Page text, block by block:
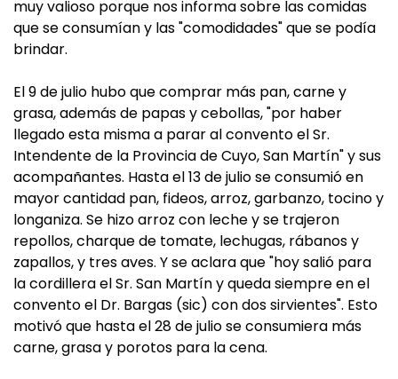
muy valioso porque nos informa sobre las comidas
que se consumían y las "comodidades" que se podía
brindar.
El 9 de julio hubo que comprar más pan, carne y
grasa, además de papas y cebollas,"por haber
llegado esta misma a parar al convento el Sr.
Intendente de la Provincia de Cuyo, San Martín" y sus
acompañantes. Hasta el 13 de julio se consumió en
mayor cantidad pan, fideos, arroz, garbanzo, tocino y
longaniza. Se hizo arroz con leche y se trajeron
repollos, charque de tomate, lechugas, rábanos y
zapallos, y tres aves. Y se aclara que "hoy salió para
la cordillera el Sr. San Martín y queda siempre en el
convento el Dr. Bargas (sic) con dos sirvientes". Esto
motivó que hasta el 28 de julio se consumiera más
carne, grasa y porotos para la cena.